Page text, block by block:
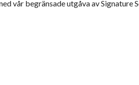
vår begränsade utgåva av Signature